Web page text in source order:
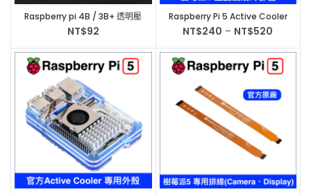
Raspberry pi 4B / 3B+ 透明壓
克力外殼1層 | 適用於樹莓派多層
組裝
NT$92
Raspberry Pi 5 Active Cooler
專用主動風扇冷卻器 樹莓派5
NT$240 – NT$520